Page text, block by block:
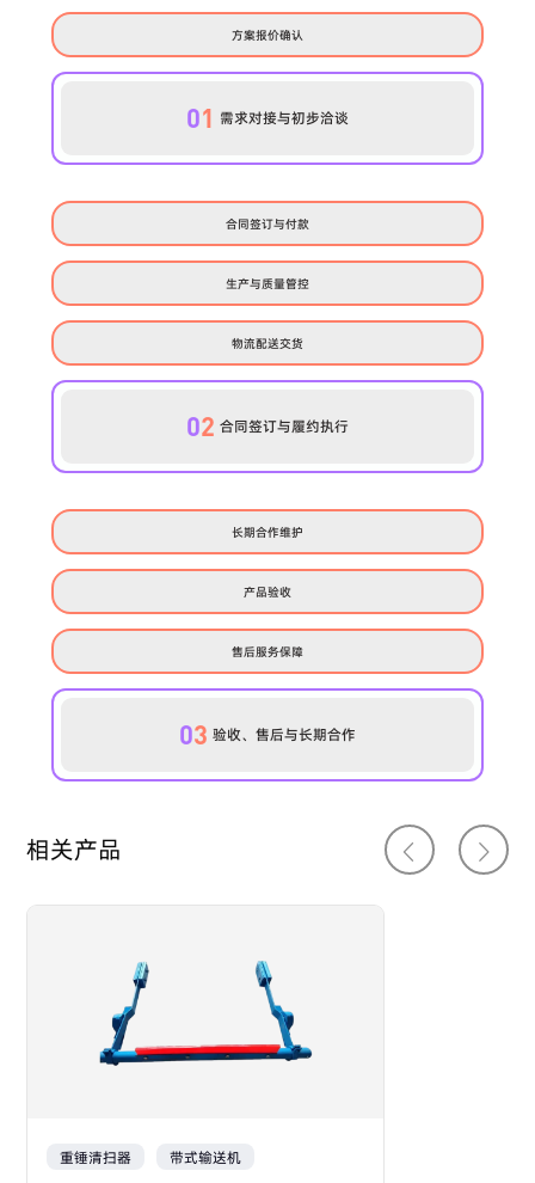
方案报价确认
01 需求对接与初步洽谈
合同签订与付款
生产与质量管控
物流配送交货
02 合同签订与履约执行
长期合作维护
产品验收
售后服务保障
03 验收、售后与长期合作
相关产品
重锤清扫器 带式输送机